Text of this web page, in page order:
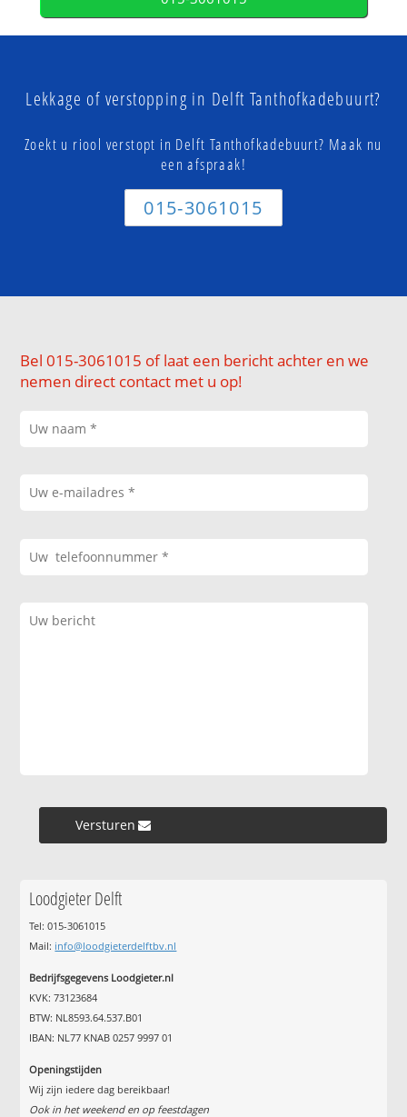
Lekkage of verstopping in Delft Tanthofkadebuurt?
Zoekt u riool verstopt in Delft Tanthofkadebuurt? Maak nu
een afspraak!
015-3061015
Bel 015-3061015 of laat een bericht achter en we
nemen direct contact met u op!
Versturen »
Loodgieter Delft
Tel: 015-3061015
Mail: info@loodgieterdelftbv.nl
Bedrijfsgegevens Loodgieter.nl
KVK: 73123684
BTW: NL8593.64.537.B01
IBAN: NL77 KNAB 0257 9997 01
Openingstijden
Wij zijn iedere dag bereikbaar!
Ook in het weekend en op feestdagen